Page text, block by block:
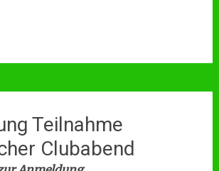
Teilnahme
Clubabend